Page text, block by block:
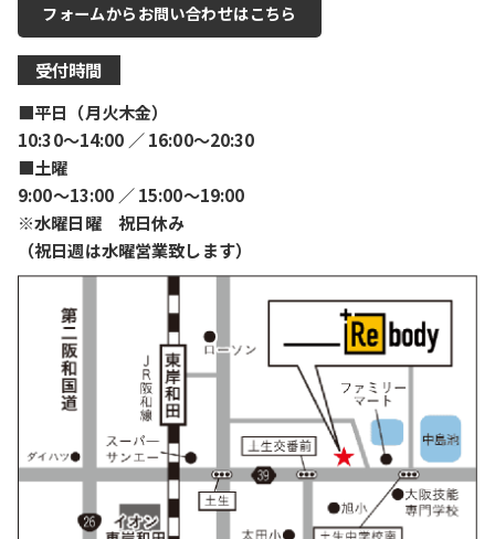
フォームからお問い合わせはこちら
受付時間
■平日（月火木金）
10:30〜14:00 ／ 16:00〜20:30
■土曜
9:00〜13:00 ／ 15:00〜19:00
※水曜日曜 祝日休み
（祝日週は水曜営業致します）